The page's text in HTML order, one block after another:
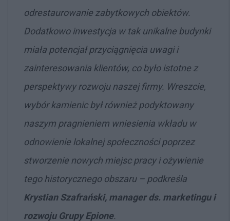
odrestaurowanie zabytkowych obiektów.
Dodatkowo inwestycja w tak unikalne budynki
miała potencjał przyciągnięcia uwagi i
zainteresowania klientów, co było istotne z
perspektywy rozwoju naszej firmy. Wreszcie,
wybór kamienic był również podyktowany
naszym pragnieniem wniesienia wkładu w
odnowienie lokalnej społeczności poprzez
stworzenie nowych miejsc pracy i ożywienie
tego historycznego obszaru – podkreśla
Krystian Szafrański, manager ds. marketingu i
rozwoju Grupy Epione.